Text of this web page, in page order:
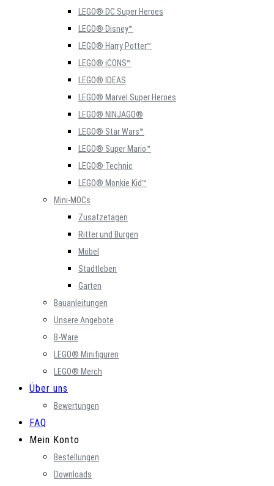
LEGO® DC Super Heroes
LEGO® Disney™
LEGO® Harry Potter™
LEGO® iCONS™
LEGO® IDEAS
LEGO® Marvel Super Heroes
LEGO® NINJAGO®
LEGO® Star Wars™
LEGO® Super Mario™
LEGO® Technic
LEGO® Monkie Kid™
Mini-MOCs
Zusatzetagen
Ritter und Burgen
Möbel
Stadtleben
Garten
Bauanleitungen
Unsere Angebote
B-Ware
LEGO® Minifiguren
LEGO® Merch
Über uns
Bewertungen
FAQ
Mein Konto
Bestellungen
Downloads